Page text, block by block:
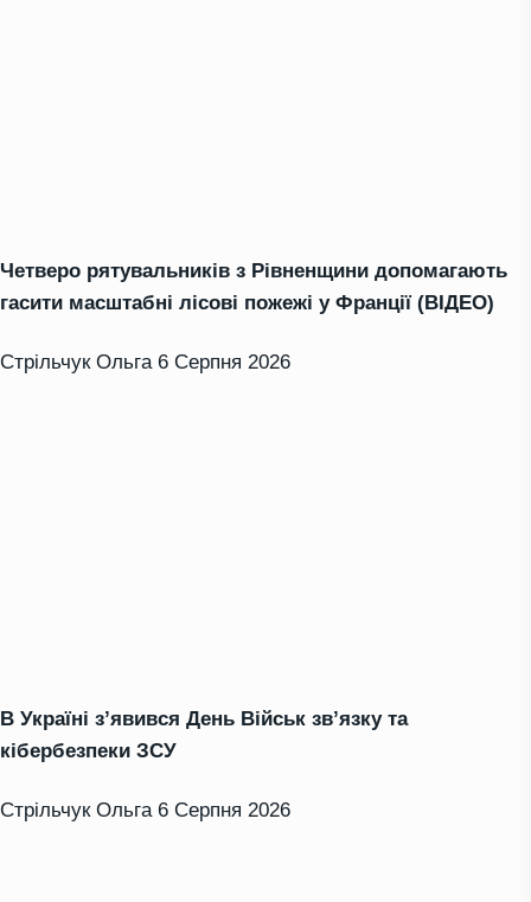
Четверо рятувальників з Рівненщини допомагають
гасити масштабні лісові пожежі у Франції (ВІДЕО)
Стрільчук Ольга 6 Серпня 2026
В Україні з’явився День Військ зв’язку та
кібербезпеки ЗСУ
Стрільчук Ольга 6 Серпня 2026